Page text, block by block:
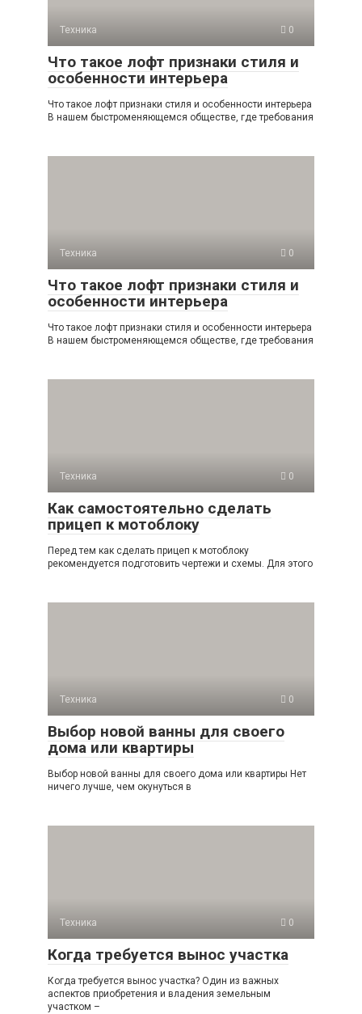
Техника 0
Что такое лофт признаки стиля и
особенности интерьера
Что такое лофт признаки стиля и особенности интерьера
В нашем быстроменяющемся обществе, где требования
Техника 0
Что такое лофт признаки стиля и
особенности интерьера
Что такое лофт признаки стиля и особенности интерьера
В нашем быстроменяющемся обществе, где требования
Техника 0
Как самостоятельно сделать
прицеп к мотоблоку
Перед тем как сделать прицеп к мотоблоку
рекомендуется подготовить чертежи и схемы. Для этого
Техника 0
Выбор новой ванны для своего
дома или квартиры
Выбор новой ванны для своего дома или квартиры Нет
ничего лучше, чем окунуться в
Техника 0
Когда требуется вынос участка
Когда требуется вынос участка? Один из важных
аспектов приобретения и владения земельным
участком –